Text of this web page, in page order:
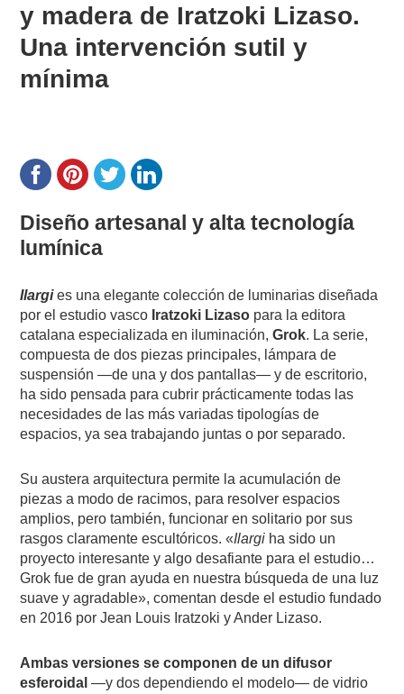
y madera de Iratzoki Lizaso.
Una intervención sutil y
mínima
Diseño artesanal y alta tecnología
lumínica
Ilargies una elegante colección de luminarias diseñada
por el estudio vasco Iratzoki Lizaso para la editora
catalana especializada en iluminación,Grok. La serie,
compuesta de dos piezas principales, lámpara de
suspensión —de una y dos pantallas— y de escritorio,
ha sido pensada para cubrir prácticamente todas las
necesidades de las más variadas tipologías de
espacios, ya sea trabajando juntas o por separado.
Su austera arquitectura permite la acumulación de
piezas a modo de racimos, para resolver espacios
amplios, pero también, funcionar en solitario por sus
rasgos claramente escultóricos. «Ilargi ha sido un
proyecto interesante y algo desafiante para el estudio…
Grok fue de gran ayuda en nuestra búsqueda de una luz
suave y agradable», comentan desde el estudio fundado
en 2016 por Jean Louis Iratzoki y Ander Lizaso.
Ambas versiones se componen de un difusor
esferoidal —y dos dependiendo el modelo— de vidrio